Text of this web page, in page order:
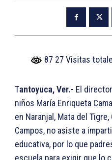
87 27 Visitas
Tantoyuca, Ver.- El
niños María Enriqueta
en Naranjal, Mata del
Campos, no asiste a
educativa, por lo que
escuela para exigir que lo